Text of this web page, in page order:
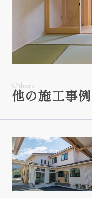
Others
他の施工事例